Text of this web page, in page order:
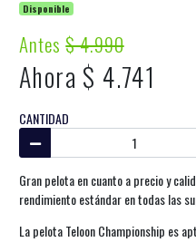
Disponible
Antes$ 4.990
Ahora $ 4.741
CANTIDAD
Gran pelota en cuanto a precio y
rendimiento estándar en todas las
La pelota Teloon Championship es